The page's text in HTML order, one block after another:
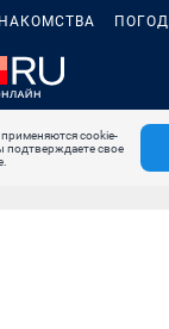
cookie-
подтверждаете свое